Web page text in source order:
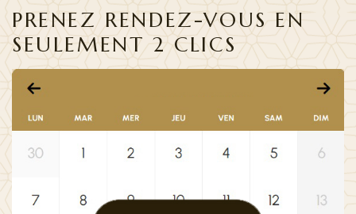
PRENEZ RENDEZ-VOUS EN
SEULEMENT 2 CLICS